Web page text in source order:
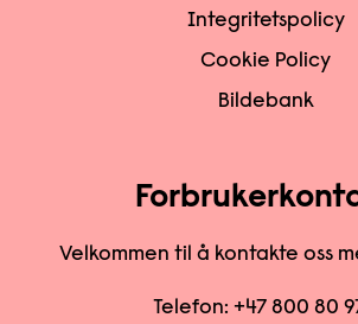
Integritetspolicy
Cookie Policy
Bildebank
Velkommen til å kontakte oss
Telefon: +47 800 80